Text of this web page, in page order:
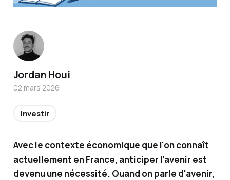
Avec le contexte économique que l'on connaît
actuellement en France, anticiper l'avenir est
devenu une nécessité. Quand on parle d'avenir,
Titulair
e de la
ation
conseill
er en
investi
Jordan Houi
02 mars 2026
Investir